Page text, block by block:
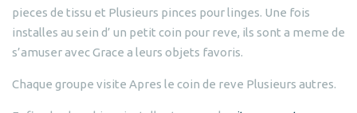
pieces de tissu et Plusieurs pinces pour linges. Une fois
installes au sein d’ un petit coin pour reve, ils sont a meme de
s’amuser avec Grace a leurs objets favoris.
Chaque groupe visite Apres le coin de reve Plusieurs autres.